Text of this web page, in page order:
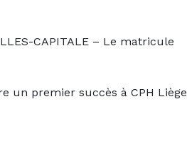
CAPITALE – Le matricule
un premier succès à CPH Liège